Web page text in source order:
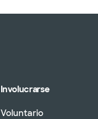
Involucrarse
Voluntario